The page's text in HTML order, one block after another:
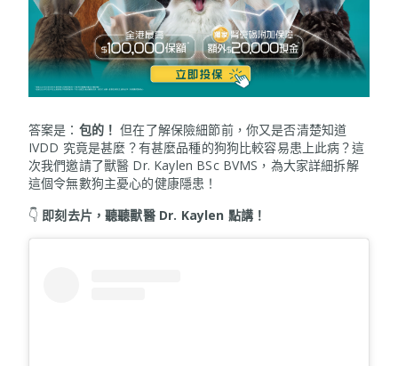
答案是： 包的！ 但在了解保險細節前，你又是否清楚知道
IVDD 究竟是甚麼？有甚麼品種的狗狗比較容易患上此病？這
次我們邀請了獸醫 Dr. Kaylen BSc BVMS，為大家詳細拆解
這個令無數狗主憂心的健康隱患！
👇 即刻去片，聽聽獸醫 Dr. Kaylen 點講！